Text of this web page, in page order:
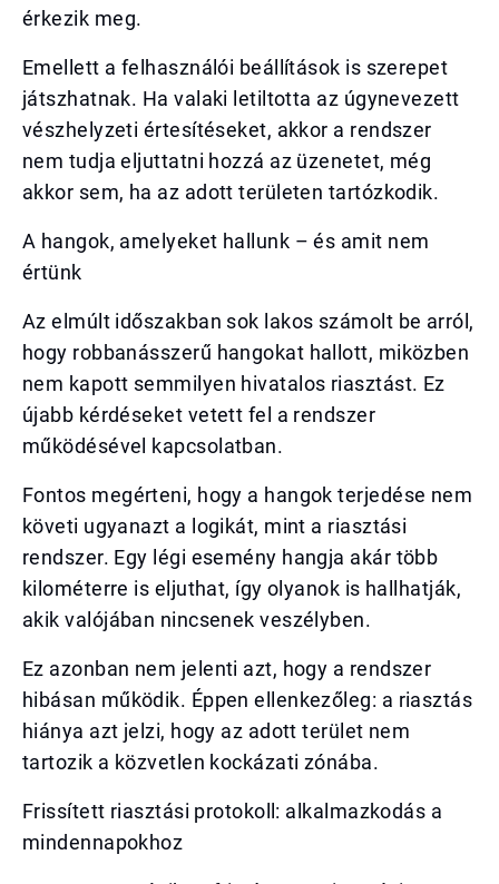
érkezik meg.
Emellett a felhasználói beállítások is szerepet
játszhatnak. Ha valaki letiltotta az úgynevezett
vészhelyzeti értesítéseket, akkor a rendszer
nem tudja eljuttatni hozzá az üzenetet, még
akkor sem, ha az adott területen tartózkodik.
A hangok, amelyeket hallunk – és amit nem
értünk
Az elmúlt időszakban sok lakos számolt be arról,
hogy robbanásszerű hangokat hallott, miközben
nem kapott semmilyen hivatalos riasztást. Ez
újabb kérdéseket vetett fel a rendszer
működésével kapcsolatban.
Fontos megérteni, hogy a hangok terjedése nem
követi ugyanazt a logikát, mint a riasztási
rendszer. Egy légi esemény hangja akár több
kilométerre is eljuthat, így olyanok is hallhatják,
akik valójában nincsenek veszélyben.
Ez azonban nem jelenti azt, hogy a rendszer
hibásan működik. Éppen ellenkezőleg: a riasztás
hiánya azt jelzi, hogy az adott terület nem
tartozik a közvetlen kockázati zónába.
Frissített riasztási protokoll: alkalmazkodás a
mindennapokhoz